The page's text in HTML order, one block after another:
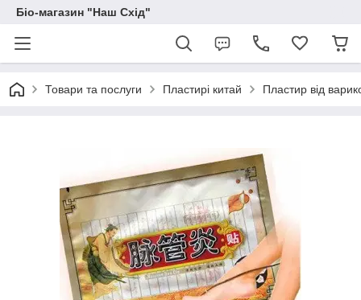
Біо-магазин "Наш Схід"
Товари та послуги Пластирі китай Пластир від